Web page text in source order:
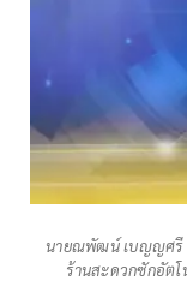
นายณพัฒน์ เบญญศรี ป
ร้านสะดวกซักอัต